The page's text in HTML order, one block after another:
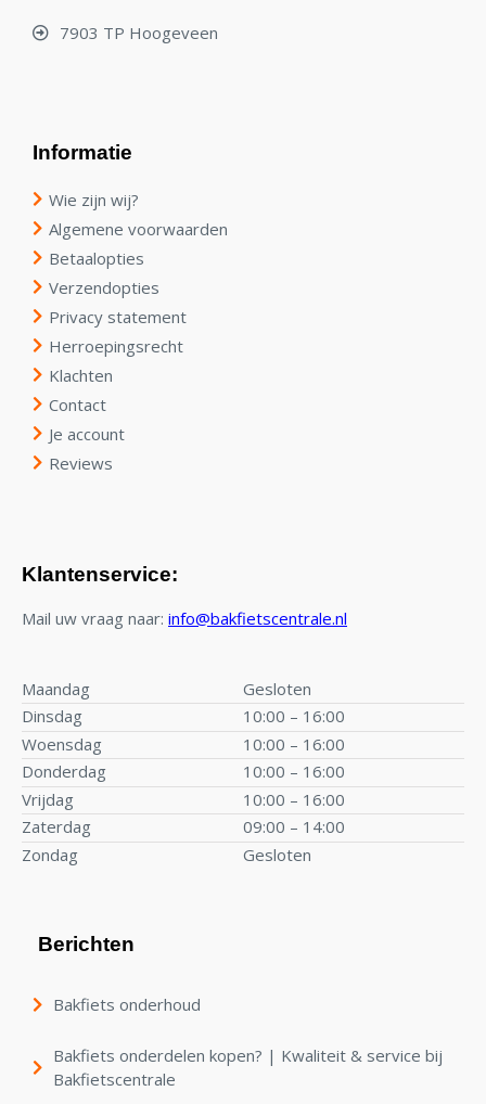
7903 TP Hoogeveen
Informatie
Wie zijn wij?
Algemene voorwaarden
Betaalopties
Verzendopties
Privacy statement
Herroepingsrecht
Klachten
Contact
Je account
Reviews
Klantenservice:
Mail uw vraag naar: info@bakfietscentrale.nl
Maandag
Gesloten
Dinsdag
10:00 – 16:00
Woensdag
10:00 – 16:00
Donderdag
10:00 – 16:00
Vrijdag
10:00 – 16:00
Zaterdag
09:00 – 14:00
Zondag
Gesloten
Berichten
Bakfiets onderhoud
Bakfiets onderdelen kopen? | Kwaliteit & service bij
Bakfietscentrale